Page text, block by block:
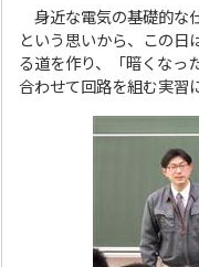
身近な電気の基礎的な
という思いから、この日
る道を作り、「暗くなっ
合わせて回路を組む実習